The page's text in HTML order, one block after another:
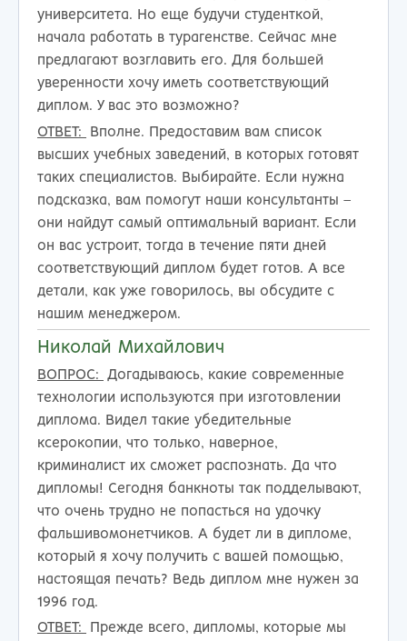
университета. Но еще будучи студенткой,
начала работать в турагенстве. Сейчас мне
предлагают возглавить его. Для большей
уверенности хочу иметь соответствующий
диплом. У вас это возможно?
ОТВЕТ:
Вполне. Предоставим вам список
высших учебных заведений, в которых готовят
таких специалистов. Выбирайте. Если нужна
подсказка, вам помогут наши консультанты –
они найдут самый оптимальный вариант. Если
он вас устроит, тогда в течение пяти дней
соответствующий диплом будет готов. А все
детали, как уже говорилось, вы обсудите с
нашим менеджером.
Николай Михайлович
ВОПРОС:
Догадываюсь, какие современные
технологии используются при изготовлении
диплома. Видел такие убедительные
ксерокопии, что только, наверное,
криминалист их сможет распознать. Да что
дипломы! Сегодня банкноты так подделывают,
что очень трудно не попасться на удочку
фальшивомонетчиков. А будет ли в дипломе,
который я хочу получить с вашей помощью,
настоящая печать? Ведь диплом мне нужен за
1996 год.
ОТВЕТ:
Прежде всего, дипломы, которые мы